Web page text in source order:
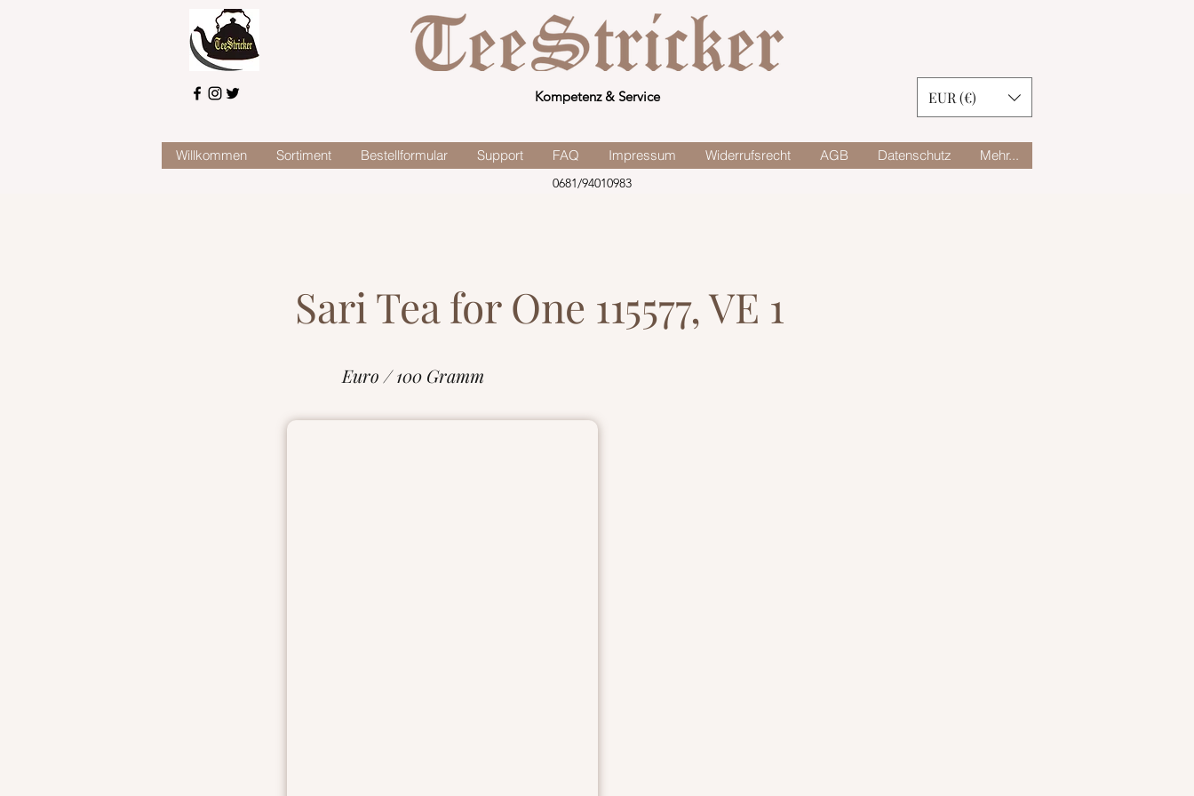
Kompetenz & Service EUR (€)
Willkommen Sortiment Bestellformular Support FAQ Impressum Widerrufsrecht AGB Datenschutz Mehr...
0681/94010983
Sari Tea for One 115577, VE 1
Euro / 100 Gramm